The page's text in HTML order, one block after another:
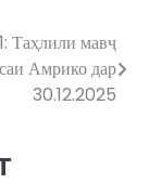
Таҳлили мавҷ
Амрико дар
30.12.2025